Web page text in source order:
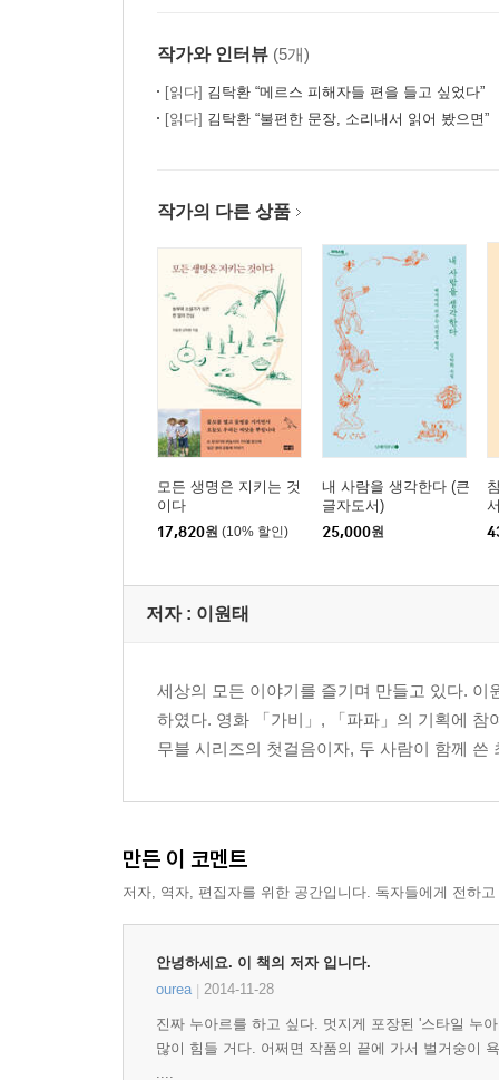
작가와 인터뷰 (5개)
[읽다] 김탁환 “메르스 피해자들 편을 들고 싶었다”
[읽다] 김탁환 “불편한 문장, 소리내서 읽어 봤으면”
작가의 다른 상품
모든 생명은 지키는 것
이다
17,820원 (10% 할인)
내 사람을 생각한다 (큰
글자도서)
25,000원
저자 : 이원태
세상의 모든 이야기를 즐기며 만들고 있다.
하였다. 영화 「가비」, 「파파」의 기획에
무블 시리즈의 첫걸음이자, 두 사람이 함께 쓴
만든 이 코멘트
저자, 역자, 편집자를 위한 공간입니다. 독자들에게 전하
안녕하세요. 이 책의 저자 입니다.
ourea
2014-11-28
진짜 누아르를 하고 싶다. 멋지게 포장된 '스타일 누
많이 힘들 거다. 어쩌면 작품의 끝에 가서 벌거숭이
....